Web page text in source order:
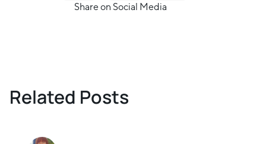
Share on Social Media
Related Posts